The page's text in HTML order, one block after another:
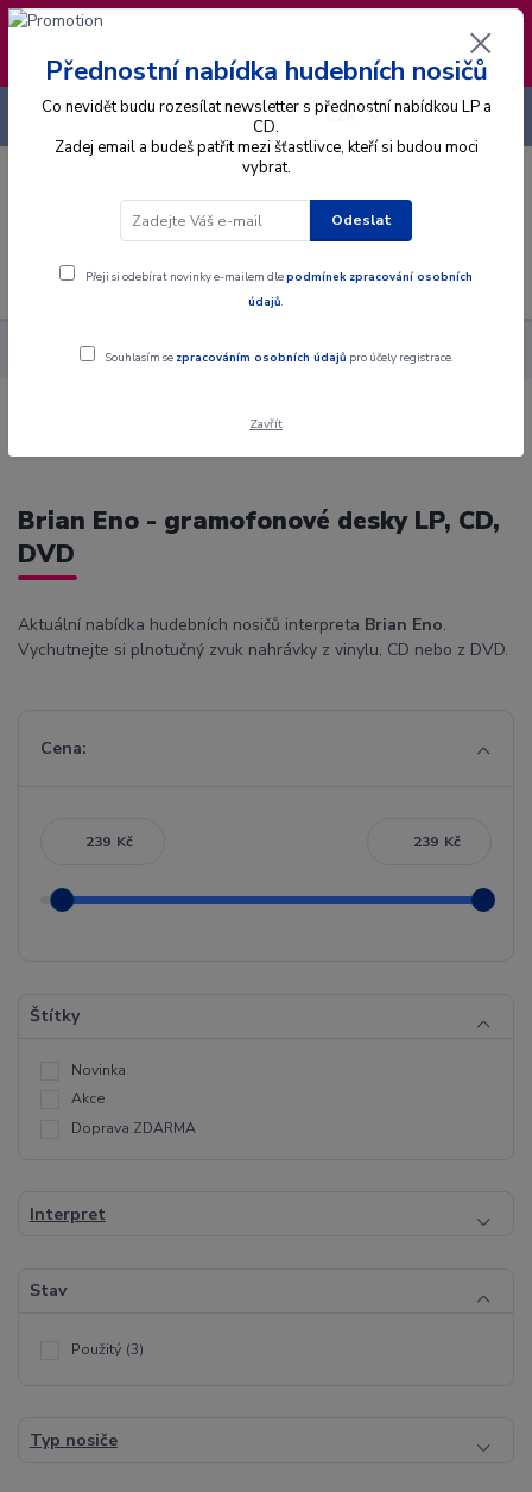
❣️ Od 4.8. do 13.8. čerpám dovolenou. Datum
expedice objednávek se posouvá na pátek
14.8.2026 🐋
Menu
CZK
+420 725 736 293
Interpret E Eno Brian
Brian Eno - gramofonové desky LP, CD,
DVD
Aktuální nabídka hudebních nosičů interpreta Brian Eno.
Vychutnejte si plnotučný zvuk nahrávky z vinylu, CD nebo z DVD.
Cena:
Kč Kč
Štítky
Novinka
Akce
Doprava ZDARMA
Interpret
Stav
Použitý (3)
Typ nosiče
Přednostní nabídka hudebních nosičů
Co nevidět budu rozesílat newsletter s přednostní nabídkou LP a
CD.
Zadej email a budeš patřit mezi šťastlivce, kteří si budou moci
vybrat.
Odeslat
Přeji si odebírat novinky e-mailem dlepodmínek zpracování osobních
údajů.
Souhlasím se zpracováním osobních údajů pro účely registrace.
Zavřít